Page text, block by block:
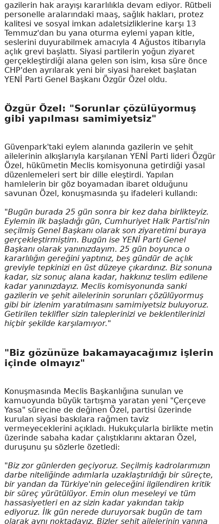
gazilerin hak arayışı kararlılıkla devam ediyor. Rütbeli
personelle aralarındaki maaş, sağlık hakları, protez
kalitesi ve sosyal imkan adaletsizliklerine karşı 13
Temmuz'dan bu yana oturma eylemi yapan kitle,
seslerini duyurabilmek amacıyla 4 Ağustos itibarıyla
açlık grevi başlattı. Siyasi partilerin yoğun ziyaret
gerçekleştirdiği alana gelen son isim, kısa süre önce
CHP'den ayrılarak yeni bir siyasi hareket başlatan
YENİ Parti Genel Başkanı Özgür Özel oldu.
Özgür Özel: "Sorunlar çözülüyormuş
gibi yapılması samimiyetsiz"
Güvenpark'taki eylem alanında gazilerin ve şehit
ailelerinin alkışlarıyla karşılanan YENİ Parti lideri Özgür
Özel, hükümetin Meclis komisyonuna getirdiği yasal
düzenlemeleri sert bir dille eleştirdi. Yapılan
hamlelerin bir göz boyamadan ibaret olduğunu
savunan Özel, konuşmasında şu ifadeleri kullandı:
"Bugün burada 25 gün sonra bir kez daha birlikteyiz.
Eylemin ilk başladığı gün, Cumhuriyet Halk Partisi'nin
seçilmiş Genel Başkanı olarak son ziyaretimi buraya
gerçekleştirmiştim. Bugün ise YENİ Parti Genel
Başkanı olarak yanınızdayım. 25 gün boyunca o
kararlılığın gereğini yaptınız, beş gündür de açlık
greviyle tepkinizi en üst düzeye çıkardınız. Biz sonuna
kadar, siz sonuç alana kadar, hakkınız teslim edilene
kadar yanınızdayız. Meclis komisyonunda sanki
gazilerin ve şehit ailelerinin sorunları çözülüyormuş
gibi bir izlenim yaratılmasını samimiyetsiz buluyoruz.
Getirilen teklifler sizin taleplerinizi ve beklentilerinizi
hiçbir şekilde karşılamıyor."
"Biz gözünüze bakamayacağımız işlerin
içinde olmayız"
Konuşmasında Meclis Başkanlığına sunulan ve
kamuoyunda büyük tartışma yaratan yeni "Çerçeve
Yasa" sürecine de değinen Özel, partisi üzerinde
kurulan siyasi baskılara rağmen taviz
vermeyeceklerini açıkladı. Hukukçularla birlikte metin
üzerinde sabaha kadar çalıştıklarını aktaran Özel,
duruşunu şu sözlerle özetledi:
"Biz zor günlerden geçiyoruz. Seçilmiş kadrolarımızın
darbe niteliğinde adımlarla uzaklaştırıldığı bir süreçte,
bir yandan da Türkiye'nin geleceğini ilgilendiren kritik
bir süreç yürütülüyor. Emin olun meseleyi ve tüm
hassasiyetleri en az sizin kadar yakından takip
ediyoruz. İlk gün nerede duruyorsak bugün de tam
olarak aynı noktadayız. Bizler şehit ailelerinin yanına